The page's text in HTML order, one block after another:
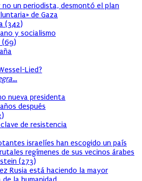
un periodista, desmontó el plan
de Gaza
(342)
y socialismo
(69)
Lied?
nueva presidenta
después
)
de resistencia
israelíes han escogido un país
regímenes de sus vecinos árabes
(273)
Rusia está haciendo la mayor